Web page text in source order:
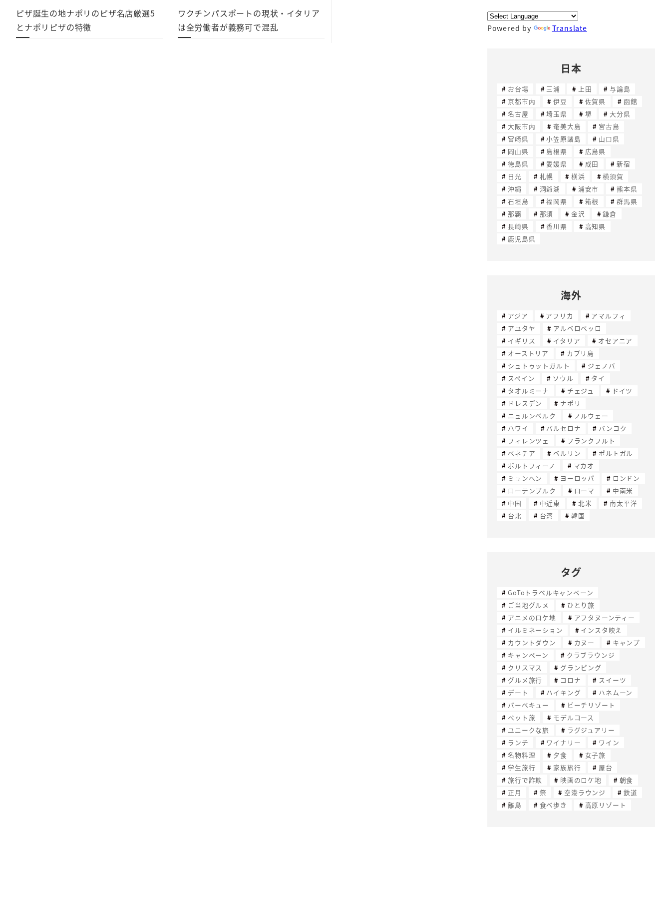
ピザ誕生の地ナポリのピザ名店厳選5
とナポリピザの特徴
ワクチンパスポートの現状・イタリア
は全労働者が義務可で混乱
Powered by Translate
日本
お台場 三浦 上田
与論島
京都市内
伊豆 佐賀県
函館
名古屋
埼玉県 堺
大分県
大阪市内
奄美大島
宮古島
宮崎県
小笠原諸島
山口県
岡山県
島根県
広島県
徳島県
愛媛県 成田
新宿
日光
札幌 横浜
横須賀
沖縄
洞爺湖 浦安市
熊本県
石垣島
福岡県 箱根
群馬県
那覇
那須 金沢
鎌倉
長崎県
香川県
高知県
鹿児島県
海外
アジア アフリカ
アマルフィ
アユタヤ
アルベロベッロ
イギリス
イタリア
オセアニア
オーストリア
カプリ島
シュトゥットガルト
ジェノバ
スペイン
ソウル
タイ
タオルミーナ
チェジュ
ドイツ
ドレスデン
ナポリ
ニュルンベルク
ノルウェー
ハワイ
バルセロナ
バンコク
フィレンツェ
フランクフルト
ベネチア
ベルリン
ポルトガル
ポルトフィーノ
マカオ
ミュンヘン
ヨーロッパ
ロンドン
ローテンブルク
ローマ
中南米
中国
中近東 北米
南太平洋
台北
台湾 韓国
タグ
GoToトラベルキャンペーン
ご当地グルメ
ひとり旅
アニメのロケ地
アフタヌーンティー
イルミネーション
インスタ映え
カウントダウン
カヌー
キャンプ
キャンペーン
クラブラウンジ
クリスマス
グランピング
グルメ旅行
コロナ
スイーツ
デート
ハイキング
ハネムーン
バーベキュー
ビーチリゾート
ペット旅
モデルコース
ユニークな旅
ラグジュアリー
ランチ
ワイナリー
ワイン
名物料理
夕食
女子旅
学生旅行
家族旅行
屋台
旅行で詐欺
映画のロケ地
朝食
正月
祭 空港ラウンジ
鉄道
離島
食べ歩き 高原リゾート